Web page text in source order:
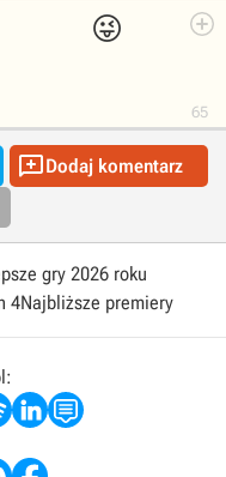
😜
65
Dodaj komentarz
gry 2026 roku
4Najbliższe premiery